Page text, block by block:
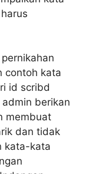
contoh kata
id scribd
berikan
membuat
dan tidak
kata-kata